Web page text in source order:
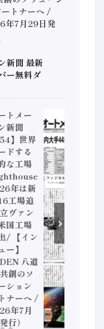
トナーへ /
年7月29日発
新聞 最新
ー無料ダ
トメー
新聞
】世界
ドする
な工場
年は新
工場追
ヴァン
国工場
/ 【イン
ー】
八道
創のソ
ション
ナーへ /
年7月
行）